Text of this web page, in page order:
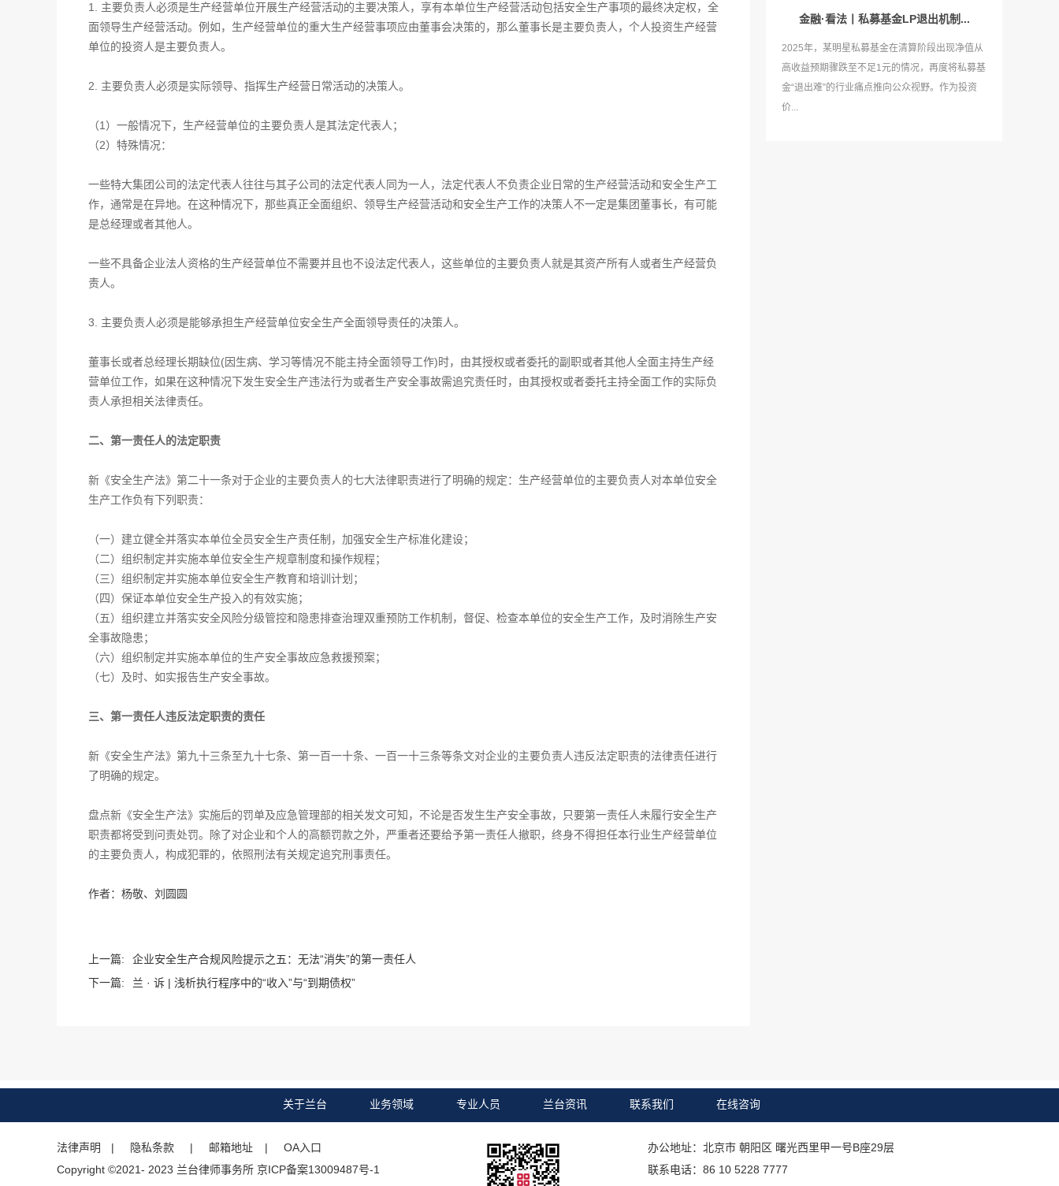
1. 主要负责人必须是生产经营单位开展生产经营活动的主要决策人，享有本单位生产经营活动包括安全生产事项的最终决定权，全
面领导生产经营活动。例如，生产经营单位的重大生产经营事项应由董事会决策的，那么董事长是主要负责人，个人投资生产经营
单位的投资人是主要负责人。
2. 主要负责人必须是实际领导、指挥生产经营日常活动的决策人。
（1）一般情况下，生产经营单位的主要负责人是其法定代表人；
（2）特殊情况：
一些特大集团公司的法定代表人往往与其子公司的法定代表人同为一人，法定代表人不负责企业日常的生产经营活动和安全生产工
作，通常是在异地。在这种情况下，那些真正全面组织、领导生产经营活动和安全生产工作的决策人不一定是集团董事长，有可能
是总经理或者其他人。
一些不具备企业法人资格的生产经营单位不需要并且也不设法定代表人，这些单位的主要负责人就是其资产所有人或者生产经营负
责人。
3. 主要负责人必须是能够承担生产经营单位安全生产全面领导责任的决策人。
董事长或者总经理长期缺位(因生病、学习等情况不能主持全面领导工作)时，由其授权或者委托的副职或者其他人全面主持生产经
营单位工作，如果在这种情况下发生安全生产违法行为或者生产安全事故需追究责任时，由其授权或者委托主持全面工作的实际负
责人承担相关法律责任。
二、第一责任人的法定职责
新《安全生产法》第二十一条对于企业的主要负责人的七大法律职责进行了明确的规定：生产经营单位的主要负责人对本单位安全
生产工作负有下列职责：
（一）建立健全并落实本单位全员安全生产责任制，加强安全生产标准化建设；
（二）组织制定并实施本单位安全生产规章制度和操作规程；
（三）组织制定并实施本单位安全生产教育和培训计划；
（四）保证本单位安全生产投入的有效实施；
（五）组织建立并落实安全风险分级管控和隐患排查治理双重预防工作机制，督促、检查本单位的安全生产工作，及时消除生产安
全事故隐患；
（六）组织制定并实施本单位的生产安全事故应急救援预案；
（七）及时、如实报告生产安全事故。
三、第一责任人违反法定职责的责任
新《安全生产法》第九十三条至九十七条、第一百一十条、一百一十三条等条文对企业的主要负责人违反法定职责的法律责任进行
了明确的规定。
盘点新《安全生产法》实施后的罚单及应急管理部的相关发文可知，不论是否发生生产安全事故，只要第一责任人未履行安全生产
职责都将受到问责处罚。除了对企业和个人的高额罚款之外，严重者还要给予第一责任人撤职，终身不得担任本行业生产经营单位
的主要负责人，构成犯罪的，依照刑法有关规定追究刑事责任。
作者：杨敬、刘圆圆
上一篇:
企业安全生产合规风险提示之五：无法“消失”的第一责任人
下一篇:
兰 · 诉 | 浅析执行程序中的“收入”与“到期债权”
金融·看法丨私募基金LP退出机制...
2025年，某明星私募基金在清算阶段出现净值从
高收益预期骤跌至不足1元的情况，再度将私募基
金“退出难”的行业痛点推向公众视野。作为投资
价...
关于兰台 业务领域 专业人员 兰台资讯 联系我们 在线咨询
法律声明 | 隐私条款 | 邮箱地址
| OA入口
Copyright ©2021- 2023 兰台律师事务所 京ICP备案13009487号-1
办公地址：北京市 朝阳区 曙光西里甲一号B座29层
联系电话：86 10 5228 7777